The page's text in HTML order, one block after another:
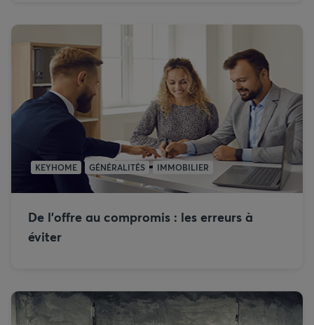
KEYHOME GÉNÉRALITÉS IMMOBILIER
De l’offre au compromis : les erreurs à
éviter